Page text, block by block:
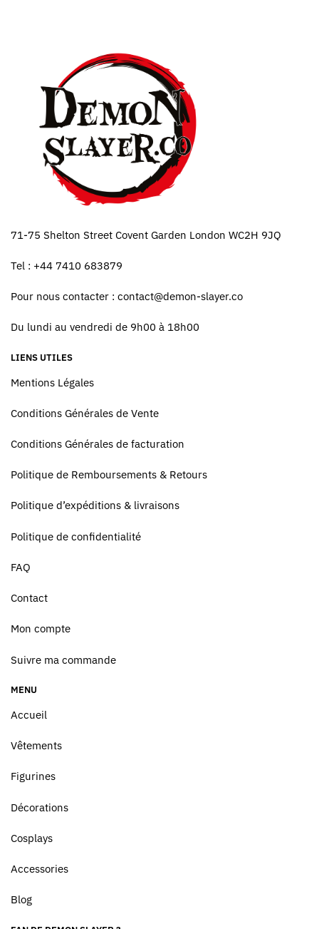
71-75 Shelton Street Covent Garden London WC2H 9JQ
Tel : +44 7410 683879
Pour nous contacter : contact@demon-slayer.co
Du lundi au vendredi de 9h00 à 18h00
LIENS UTILES
Mentions Légales
Conditions Générales de Vente
Conditions Générales de facturation
Politique de Remboursements & Retours
Politique d’expéditions & livraisons
Politique de confidentialité
FAQ
Contact
Mon compte
Suivre ma commande
MENU
Accueil
Vêtements
Figurines
Décorations
Cosplays
Accessories
Blog